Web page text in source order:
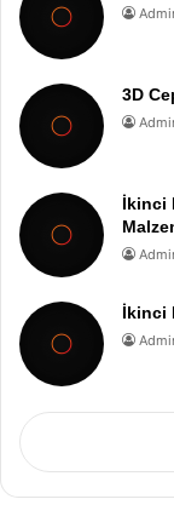
3D
İkinci
İkinci